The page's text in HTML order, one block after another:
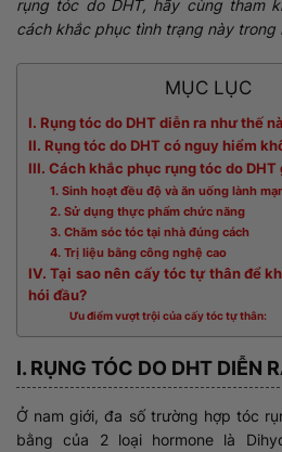
rụng tóc do DHT, hãy cùng tham
cách khắc phục tình trạng này trong
MỤC LỤC
I. Rụng tóc do DHT diễn ra như thế
II. Rụng tóc do DHT có nguy hiểm
III. Cách khắc phục rụng tóc do DHT
1. Sinh hoạt đều độ và ăn uống lành
2. Sử dụng thực phẩm chức năng
3. Chăm sóc tóc tại nhà đúng cách
4. Trị liệu bằng công nghệ cao
IV. Tại sao nên cấy tóc tự thân để
hói đầu?
Ưu điểm vượt trội của cấy tóc tự thân:
I. RỤNG TÓC DO DHT DIỄN
Ở nam giới, đa số trường hợp tóc
bằng của 2 loại hormone là